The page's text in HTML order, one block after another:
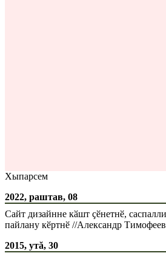
Хыпарсем
2022, раштав, 08
Сайт дизайнне кӑшт ҫӗнетнӗ,
пайлану кӗртнӗ //Александр
2015, утă, 30